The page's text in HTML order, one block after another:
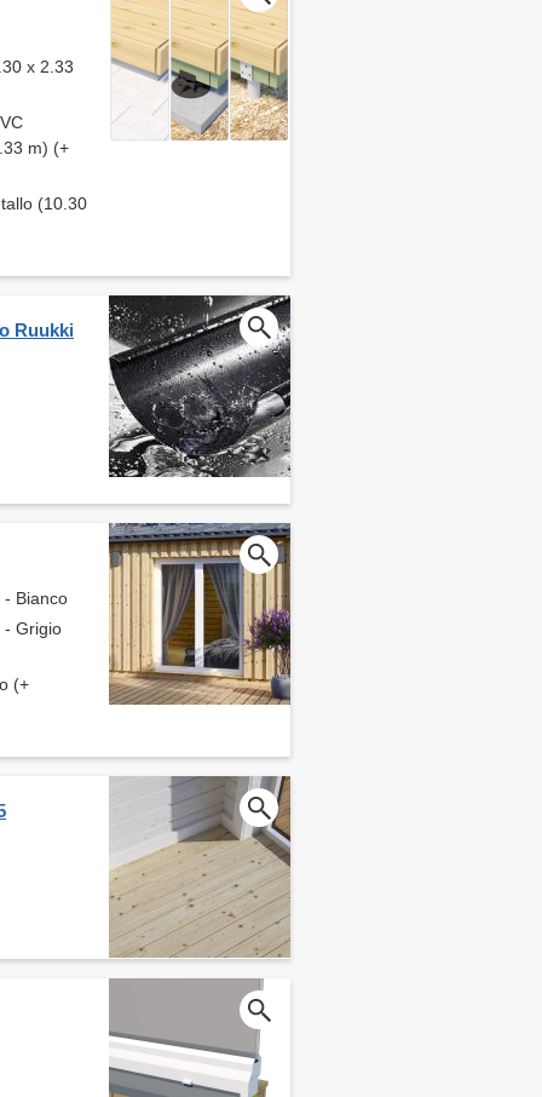
x 2.33
m) (+
(10.30
Ruukki
- Bianco
- Grigio
(+